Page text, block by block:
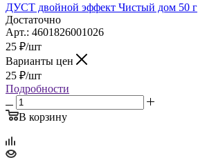
ДУСТ двойной эффект Чистый дом 50 г
Достаточно
Арт.: 4601826001026
25 ₽/шт
Варианты цен
25 ₽/шт
Подробности
В корзину